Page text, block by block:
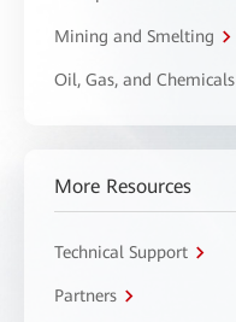
Mining and Smelting
Oil, Gas, and Chemicals
More Resources
Technical Support
Partners